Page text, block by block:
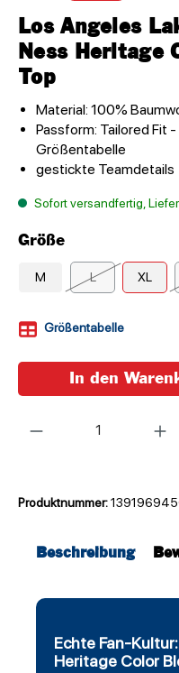
Los Angeles
Ness Heritage
Top
Material: 100%
Passform: Tailored Fit
Größentabelle
gestickte Teamdetails
Sofort versandfertig,
Größe
M L XL
Größentabelle
In den
Produktnummer:
Beschreibung
Echte Fan-
Heritage Color